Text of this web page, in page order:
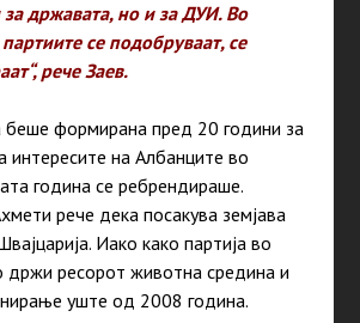
државата, но и за ДУИ. Во
се подобруваат, се
рече Заев.
беше формирана пред 20 години за
интересите на Албанците во
година се ребрендираше.
рече дека посакува земјава
Иако како партија во
држи ресорот животна средина и
уште од 2008 година.